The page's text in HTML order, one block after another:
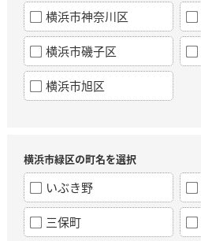
横浜市神奈川区
横浜市磯子区
横浜市旭区
横浜市緑区の町名を選択
いぶき野
三保町